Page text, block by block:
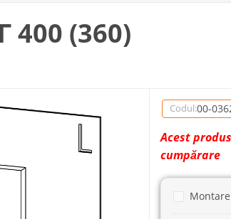
(360)
Codul:00-
Acest
cumpărare
Montare